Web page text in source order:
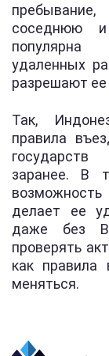
соседнюю и
популярна
удаленных
разрешают ее
Так,
правила
заранее. В
делает ее
даже без
проверять
как правила
меняться.